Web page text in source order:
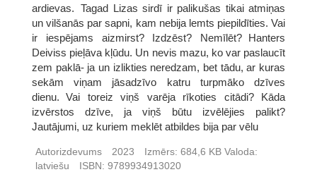
ardievas. Tagad Lizas sirdī ir palikušas tikai atmiņas
un vilšanās par sapni, kam nebija lemts piepildīties. Vai
ir iespējams aizmirst? Izdzēst? Nemīlēt? Hanters
Deiviss pieļāva kļūdu. Un nevis mazu, ko var paslaucīt
zem paklā- ja un izlikties neredzam, bet tādu, ar kuras
sekām viņam jāsadzīvo katru turpmāko dzīves
dienu. Vai toreiz viņš varēja rīkoties citādi? Kāda
izvērstos dzīve, ja viņš būtu izvēlējies palikt?
Jautājumi, uz kuriem meklēt atbildes bija par vēlu
Autorizdevums 2023 Izmērs: 684,6 KB Valoda:
latviešu
ISBN: 9789934913020